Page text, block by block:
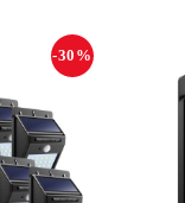
-30%